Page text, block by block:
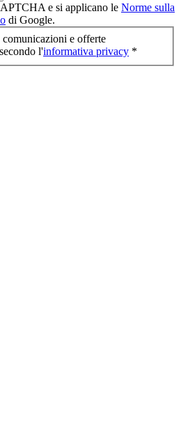
e si applicano le Norme sulla
di Google.
e offerte
l'informativa privacy *